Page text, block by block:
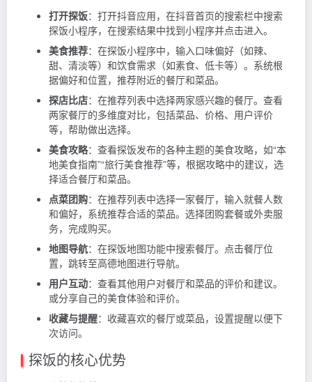
打开探饭：打开抖音应用，在抖音首页的搜索栏中搜索
探饭小程序，在搜索结果中找到小程序并点击进入。
美食推荐：在探饭小程序中，输入口味偏好（如辣、
甜、清淡等）和饮食需求（如素食、低卡等）。系统根
据偏好和位置，推荐附近的餐厅和菜品。
探店比店：在推荐列表中选择两家感兴趣的餐厅。查看
两家餐厅的多维度对比，包括菜品、价格、用户评价
等，帮助做出选择。
美食攻略：查看探饭发布的各种主题的美食攻略，如“本
地美食指南”“旅行美食推荐”等，根据攻略中的建议，选
择适合餐厅和菜品。
点菜团购：在推荐列表中选择一家餐厅，输入就餐人数
和偏好，系统推荐合适的菜品。选择团购套餐或外卖服
务，完成购买。
地图导航：在探饭地图功能中搜索餐厅。点击餐厅位
置，跳转至高德地图进行导航。
用户互动：查看其他用户对餐厅和菜品的评价和建议。
或分享自己的美食体验和评价。
收藏与提醒：收藏喜欢的餐厅或菜品，设置提醒以便下
次访问。
探饭的核心优势